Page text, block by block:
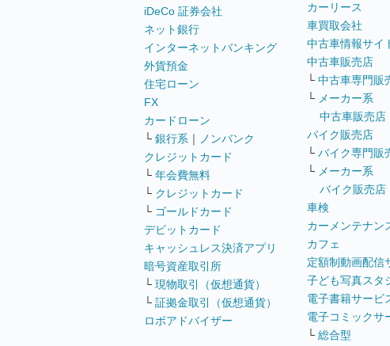
iDeCo 証券会社
ネット銀行
インターネットバンキング
外貨預金
住宅ローン
FX
カードローン
└ 銀行系 ｜
ノンバンク
クレジットカード
└ 年会費無料
└ クレジットカード
└ ゴールドカード
デビットカード
キャッシュレス決済アプリ
暗号資産取引所
└ 現物取引（仮想通貨）
└ 証拠金取引（仮想通貨）
ロボアドバイザー
カーリース
車買取会社
中古車情報サイ
中古車販売店
└ 中古車専門販
└ メーカー系
中古車販売店
バイク販売店
└ バイク専門販
└ メーカー系
バイク販売店
車検
カーメンテナン
カフェ
定額制動画配信
子ども写真スタ
電子書籍サービ
電子コミックサ
└ 総合型